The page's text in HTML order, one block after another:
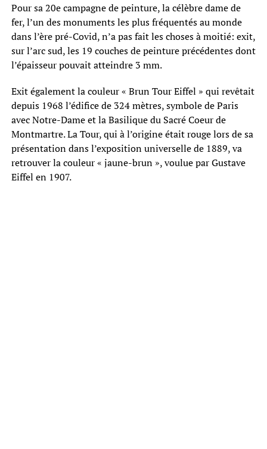
Pour sa 20e campagne de peinture, la célèbre dame de
fer, l’un des monuments les plus fréquentés au monde
dans l’ère pré-Covid, n’a pas fait les choses à moitié: exit,
sur l’arc sud, les 19 couches de peinture précédentes dont
l’épaisseur pouvait atteindre 3 mm.
Exit également la couleur « Brun Tour Eiffel » qui revêtait
depuis 1968 l’édifice de 324 mètres, symbole de Paris
avec Notre-Dame et la Basilique du Sacré Coeur de
Montmartre. La Tour, qui à l’origine était rouge lors de sa
présentation dans l’exposition universelle de 1889, va
retrouver la couleur « jaune-brun », voulue par Gustave
Eiffel en 1907.